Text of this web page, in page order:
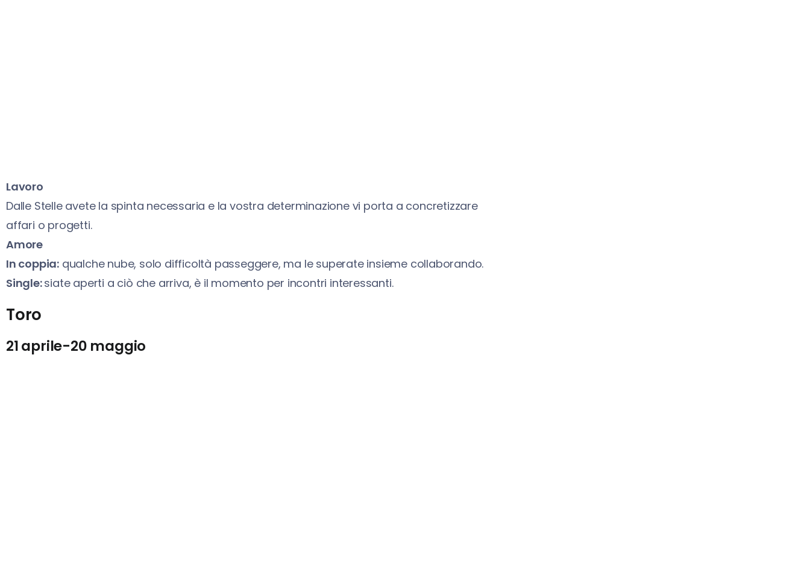
Lavoro
Dalle Stelle avete la spinta necessaria e la vostra determinazione vi porta a concretizzare
affari o progetti.
Amore
In coppia: qualche nube, solo difficoltà passeggere, ma le superate insieme collaborando.
Single:siate aperti a ciò che arriva, è il momento per incontri interessanti.
Toro
21 aprile-20 maggio